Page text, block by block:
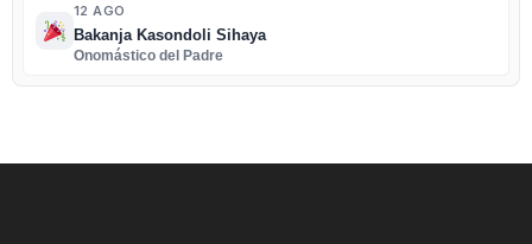
12 AGO
Bakanja Kasondoli Sihaya
Onomástico del Padre